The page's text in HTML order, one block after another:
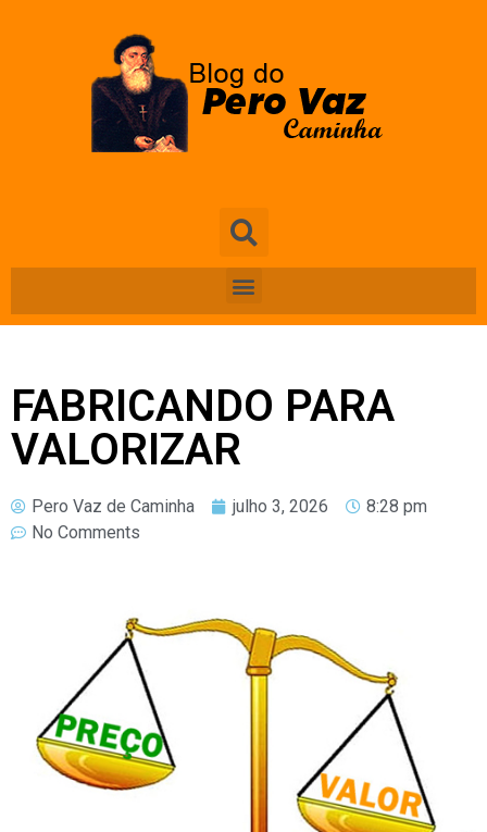
FABRICANDO PARA
VALORIZAR
Pero Vaz de Caminha julho 3, 2026
8:28 pm
No Comments